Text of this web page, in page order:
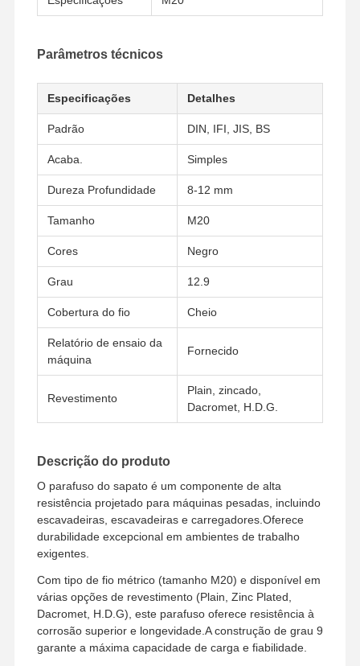
Início Produtos Vídeos
VR
Sobre Nós
Visita À
Controle De
Contacte-
Notícias Casos Blogue
Solicite Um
Orçamento
BOLTO DE TRAÇÃO
Fecho de arado
Segmento Bolt
Parâmetros técnicos
Especificações Detalhes
Padrão DIN, IFI, JIS, BS
Acaba. Simples
Dureza Profundidade 8-12 mm
Tamanho M20
Cores Negro
Grau 12.9
Cobertura do fio Cheio
Relatório de ensaio da
máquina
Fornecido
Revestimento
Plain, zincado,
Dacromet, H.D.G.
Descrição do produto
O parafuso do sapato é um componente de alta
resistência projetado para máquinas pesadas, incluindo
escavadeiras, escavadeiras e carregadores.Oferece
durabilidade excepcional em ambientes de trabalho
exigentes.
Com tipo de fio métrico (tamanho M20) e disponível em
várias opções de revestimento (Plain, Zinc Plated,
Dacromet, H.D.G), este parafuso oferece resistência à
corrosão superior e longevidade.A construção de grau 9
garante a máxima capacidade de carga e fiabilidade.